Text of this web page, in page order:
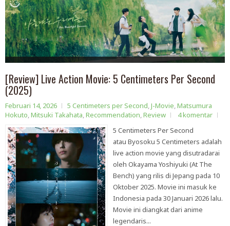
[Review] Live Action Movie: 5 Centimeters Per Second
(2025)
Februari 14, 2026 5 Centimeters per Second,J-Movie,Matsumura
Hokuto,Mitsuki Takahata,Recommendation,Review
4 komentar
5 Centimeters Per Second
atau Byosoku 5 Centimeters adalah
live action movie yang disutradarai
oleh Okayama Yoshiyuki (At The
Bench) yang rilis di Jepang pada 10
Oktober 2025. Movie ini masuk ke
Indonesia pada 30 Januari 2026 lalu.
Movie ini diangkat dari anime
legendaris...